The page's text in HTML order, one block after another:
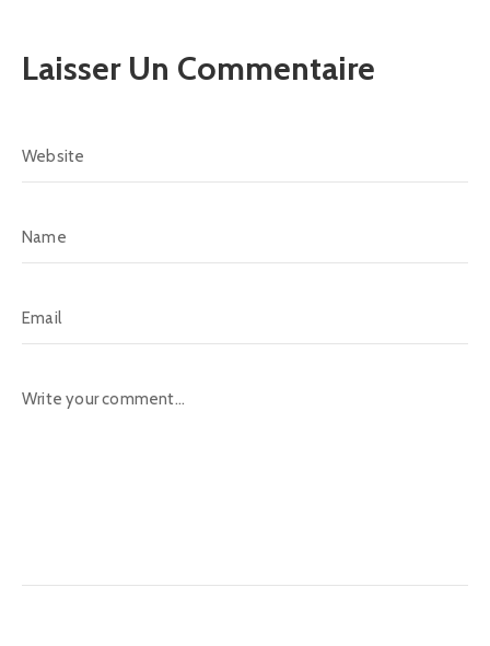
Laisser Un Commentaire